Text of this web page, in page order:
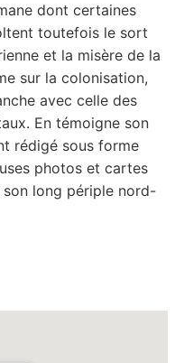
dont certaines
toutefois le sort
et la misère de la
sur la colonisation,
avec celle des
En témoigne son
rédigé sous forme
photos et cartes
long périple nord-